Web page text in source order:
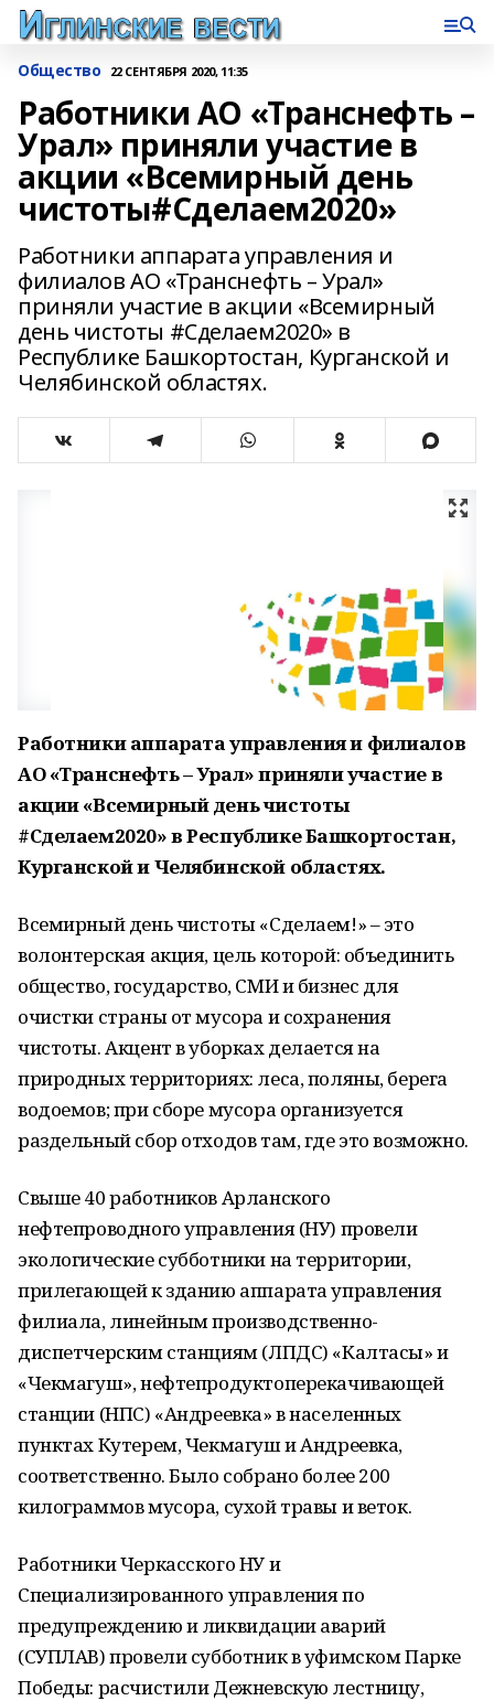
Общество 22 СЕНТЯБРЯ 2020, 11:35
Работники АО «Транснефть –
Урал» приняли участие в
акции «Всемирный день
чистоты#Сделаем2020»
Работники аппарата управления и
филиалов АО «Транснефть – Урал»
приняли участие в акции «Всемирный
день чистоты #Сделаем2020» в
Республике Башкортостан, Курганской и
Челябинской областях.
Работники аппарата управления и филиалов
АО «Транснефть – Урал» приняли участие в
акции «Всемирный день чистоты
#Сделаем2020» в Республике Башкортостан,
Курганской и Челябинской областях.
Всемирный день чистоты «Сделаем!» – это
волонтерская акция, цель которой: объединить
общество, государство, СМИ и бизнес для
очистки страны от мусора и сохранения
чистоты. Акцент в уборках делается на
природных территориях: леса, поляны, берега
водоемов; при сборе мусора организуется
раздельный сбор отходов там, где это возможно.
Свыше 40 работников Арланского
нефтепроводного управления (НУ) провели
экологические субботники на территории,
прилегающей к зданию аппарата управления
филиала, линейным производственно-
диспетчерским станциям (ЛПДС) «Калтасы» и
«Чекмагуш», нефтепродуктоперекачивающей
станции (НПС) «Андреевка» в населенных
пунктах Кутерем, Чекмагуш и Андреевка,
соответственно. Было собрано более 200
килограммов мусора, сухой травы и веток.
Работники Черкасского НУ и
Специализированного управления по
предупреждению и ликвидации аварий
(СУПЛАВ) провели субботник в уфимском Парке
Победы: расчистили Дежневскую лестницу,